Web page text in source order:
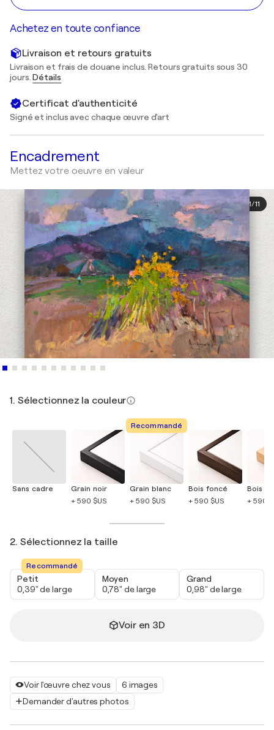
Voir l'œuvre chez vous
6 images
Demander d'autres photos
Achetez en toute confiance
Livraison et retours gratuits
Livraison et frais de douane inclus. Retours gratuits sous 30
jours.Détails
Certificat d'authenticité
Signé et inclus avec chaque œuvre d'art
Encadrement
Mettez votre oeuvre en valeur
1/11
1. Sélectionnez la couleur
Sans cadre
Grain noir
+ 590 $US
Recommandé
Grain blanc
+ 590 $US
Bois foncé
+ 590 $US
Bois
+ 590
2. Sélectionnez la taille
Recommandé
Petit
0,39" de large
Moyen
0,78" de large
Grand
0,98" de large
Voir en 3D